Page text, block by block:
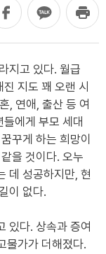
지고 있다. 월급
지도 꽤 오랜 시
, 연애, 출산 등 여
에게 부모 세대
꾸게 하는 희망이
을 것이다. 오누
데 성공하지만, 현
이 없다.
있다. 상속과 증여
물가가 더해졌다.